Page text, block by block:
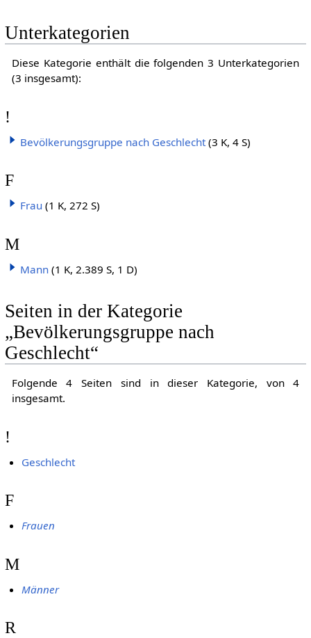
Unterkategorien
Diese Kategorie enthält die folgenden 3 Unterkategorien
(3 insgesamt):
!
Bevölkerungsgruppe nach Geschlecht (3 K, 4 S)
F
Frau (1 K, 272 S)
M
Mann (1 K, 2.389 S, 1 D)
Seiten in der Kategorie
„Bevölkerungsgruppe nach
Geschlecht“
Folgende 4 Seiten sind in dieser Kategorie, von 4
insgesamt.
!
Geschlecht
F
Frauen
M
Männer
R